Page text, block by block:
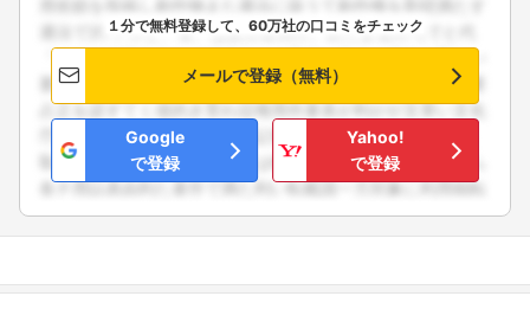
１分で無料登録して、60万社の口コミをチェック
メールで登録（無料）
Google
で登録
Yahoo!
で登録